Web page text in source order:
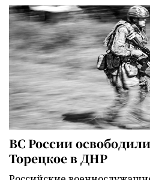
ВС России
Торецкое в ДНР